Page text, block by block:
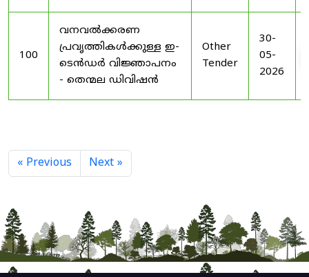
100
വനവൽക്കരണ
പ്രവൃത്തികൾക്കുള്ള ഇ-
ടെൻഡർ വിജ്ഞാപനം
- തെന്മല ഡിവിഷൻ
Other
Tender
30-
05-
2026
« Previous Next »